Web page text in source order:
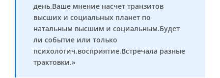
день.Ваше мнение насчет транзитов
высших и социальных планет по
натальным высшим и социальным.Будет
ли событие или только
психологич.восприятие.Встречала разные
трактовки.»